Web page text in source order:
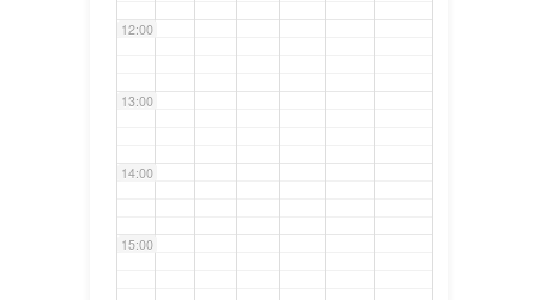
12:00
13:00
14:00
15:00